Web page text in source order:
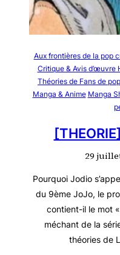
Aux frontières de la pop
Critique & Avis d’œuvre
Théories de Fans de
Manga & Anime Manga
29
Pourquoi Jodio
du 9ème JoJo, le
contient-il le mot
méchant de la
théories de